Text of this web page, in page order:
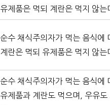
유제품은 먹되 계란은 먹지 않는
순수 채식주의자가 먹는 음식에
계란은 먹되 유제품은 먹지 않는
순수 채식주의자가 먹는 음식에
유제품과 계란도 먹으며, 우유도